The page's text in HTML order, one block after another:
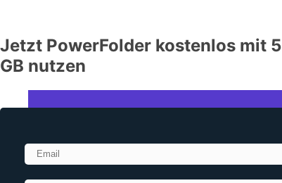
Jetzt PowerFolder kostenlos mit 5
GB nutzen